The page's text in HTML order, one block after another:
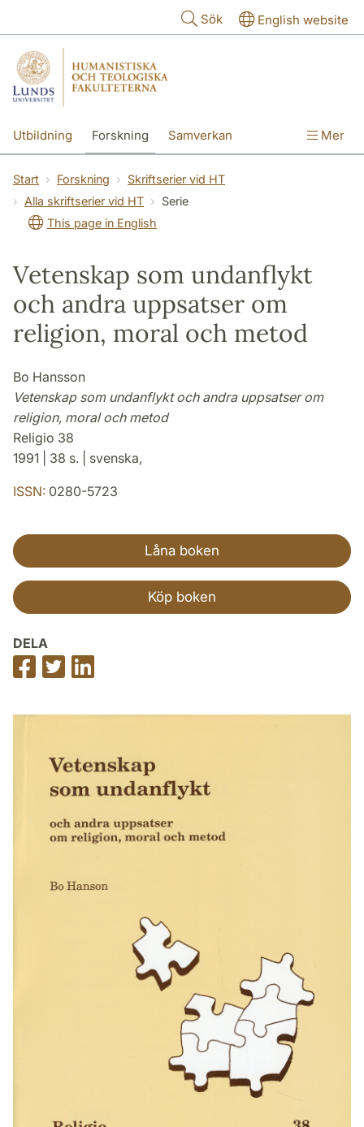
Sök English website
Utbildning Forskning Samverkan Mer
Start Forskning
Skriftserier vid HT
Alla skriftserier vid HT
Serie
This page in English
Vetenskap som undanflykt
och andra uppsatser om
religion, moral och metod
Bo Hansson
Vetenskap som undanflykt och andra uppsatser om
religion, moral och metod
Religio 38
1991 | 38 s. | svenska,
ISSN: 0280-5723
Låna boken
Köp boken
DELA
Dela
på
Dela
på
på